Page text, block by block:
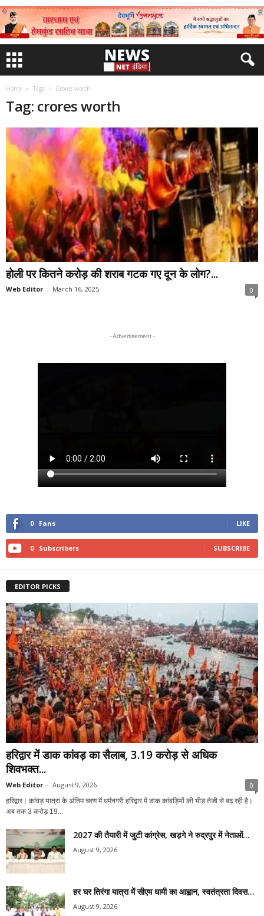
Home Tags Crores worth
Tag: crores worth
होली पर कितने करोड़ की शराब गटक गए दून के लोग?...
Web Editor - March 16, 2025 0
- Advertisement -
0 Fans LIKE
0 Subscribers SUBSCRIBE
EDITOR PICKS
हरिद्वार में डाक कांवड़ का सैलाब, 3.19 करोड़ से अधिक
शिवभक्त...
Web Editor - August 9, 2026 0
हरिद्वार। कांवड़ यात्रा के अंतिम चरण में धर्मनगरी हरिद्वार में डाक कांवड़ियों की भीड़ तेजी से बढ़ रही है।
अब तक 3 करोड़ 19...
2027 की तैयारी में जुटी कांग्रेस, खड़गे ने रुद्रपुर में नेताओं...
August 9, 2026
हर घर तिरंगा यात्रा में सीएम धामी का आह्वान, स्वतंत्रता दिवस...
August 9, 2026